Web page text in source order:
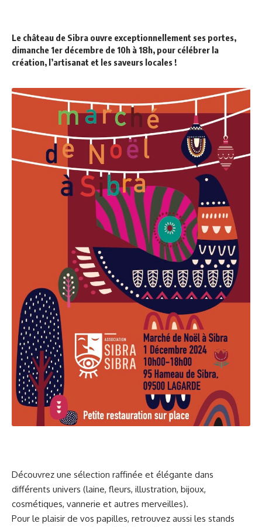
Le château de Sibra ouvre exceptionnellement ses portes,
dimanche 1er décembre de 10h à 18h, pour célébrer la
création, l’artisanat et les saveurs locales !
Découvrez une sélection raffinée et élégante dans
différents univers (laine, fleurs, illustration, bijoux,
cosmétiques, vannerie et autres merveilles).
Pour le plaisir de vos papilles, retrouvez aussi les stands